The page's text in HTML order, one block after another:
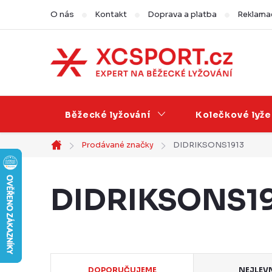
obsah
O nás Kontakt Doprava a platba
Běžecké lyžování Kolečkové lyže
Domů
Prodávané značky DIDRIKSONS1913
DOPORUČUJEME